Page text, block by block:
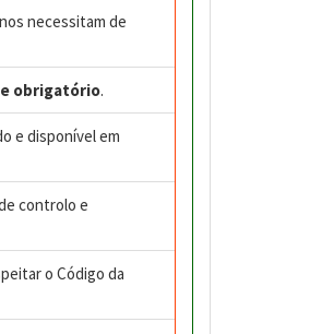
necessitam de
obrigatório.
e disponível em
controlo e
o Código da